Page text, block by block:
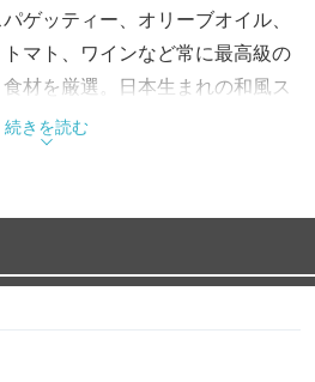
ゲッティー、オリーブオイル、
マト、ワインなど常に最高級の
材を厳選。日本生まれの和風ス
、洋風、感動のオリジナル。食
てバラエティー豊富な一皿をど
続きを読む